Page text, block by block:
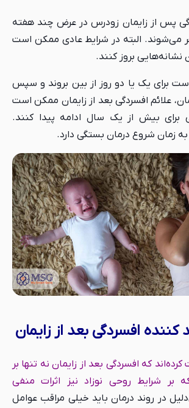
پس از زایمان زودرس در عرض چند هفته
می‌شوند. البته در شرایط عادی ممکن است
نشانه‌هایی بروز کنند.
برای یک یا دو روز از بین بروند و سپس
علائم افسردگی بعد از زایمان ممکن است
برای بیش از یک سال ادامه پیدا کنند.
به زمان شروع درمان بستگی دارد.
افسردگی بعد از زایمان
که افسردگی بعد از زایمان نه تنها بر
بر شرایط روحی نوزاد نیز اثرات منفی
در روند درمان باید خیلی مراقب عوامل